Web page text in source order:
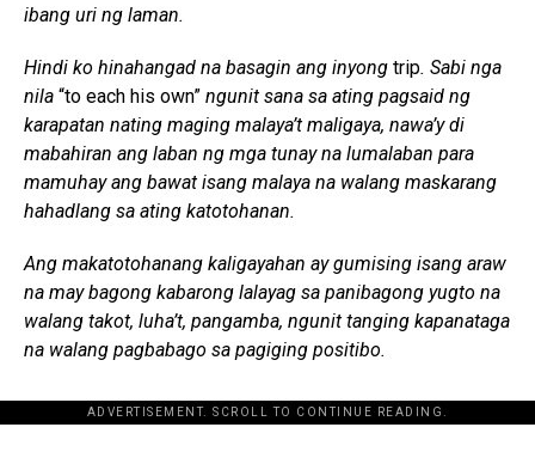
ibang uri ng laman.
Hindi ko hinahangad na basagin ang inyong trip. Sabi nga
nila “to each his own” ngunit sana sa ating pagsaid ng
karapatan nating maging malaya’t maligaya, nawa’y di
mabahiran ang laban ng mga tunay na lumalaban para
mamuhay ang bawat isang malaya na walang maskarang
hahadlang sa ating katotohanan.
Ang makatotohanang kaligayahan ay gumising isang araw
na may bagong kabarong lalayag sa panibagong yugto na
walang takot, luha’t, pangamba, ngunit tanging kapanataga
na walang pagbabago sa pagiging positibo.
ADVERTISEMENT. SCROLL TO CONTINUE READING.